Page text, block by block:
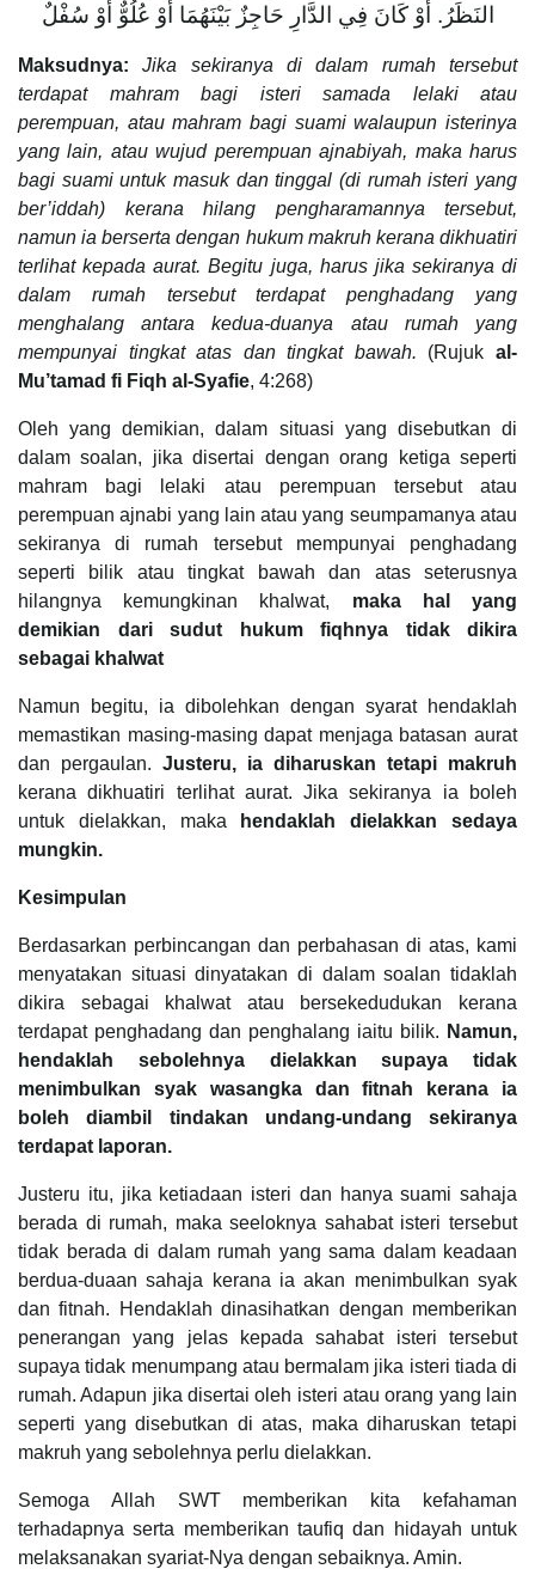
النَظَرُ. أَوْ كَانَ فِي الدَّارِ حَاجِزٌ بَيْنَهُمَا أَوْ عُلُوٌّ أَوْ سُفْلٌ
Maksudnya:Jika sekiranya di dalam rumah tersebut
terdapat mahram bagi isteri samada lelaki atau
perempuan, atau mahram bagi suami walaupun isterinya
yang lain, atau wujud perempuan ajnabiyah, maka harus
bagi suami untuk masuk dan tinggal (di rumah isteri yang
ber’iddah) kerana hilang pengharamannya tersebut,
namun ia berserta dengan hukum makruh kerana dikhuatiri
terlihat kepada aurat. Begitu juga, harus jika sekiranya di
dalam rumah tersebut terdapat penghadang yang
menghalang antara kedua-duanya atau rumah yang
mempunyai tingkat atas dan tingkat bawah. (Rujukal-
Mu’tamad fi Fiqh al-Syafie, 4:268)
Oleh yang demikian, dalam situasi yang disebutkan di
dalam soalan, jika disertai dengan orang ketiga seperti
mahram bagi lelaki atau perempuan tersebut atau
perempuan ajnabi yang lain atau yang seumpamanya atau
sekiranya di rumah tersebut mempunyai penghadang
seperti bilik atau tingkat bawah dan atas seterusnya
hilangnya kemungkinan khalwat, maka hal yang
demikian dari sudut hukum fiqhnya tidak dikira
sebagai khalwat
Namun begitu, ia dibolehkan dengan syarat hendaklah
memastikan masing-masing dapat menjaga batasan aurat
dan pergaulan. Justeru, ia diharuskan tetapi makruh
kerana dikhuatiri terlihat aurat. Jika sekiranya ia boleh
untuk dielakkan, maka
hendaklah dielakkan sedaya
mungkin.
Kesimpulan
Berdasarkan perbincangan dan perbahasan di atas, kami
menyatakan situasi dinyatakan di dalam soalan tidaklah
dikira sebagai khalwat atau bersekedudukan kerana
terdapat penghadang dan penghalang iaitu bilik. Namun,
hendaklah sebolehnya dielakkan supaya tidak
menimbulkan syak wasangka dan fitnah kerana ia
boleh diambil tindakan undang-undang sekiranya
terdapat laporan.
Justeru itu, jika ketiadaan isteri dan hanya suami sahaja
berada di rumah, maka seeloknya sahabat isteri tersebut
tidak berada di dalam rumah yang sama dalam keadaan
berdua-duaan sahaja kerana ia akan menimbulkan syak
dan fitnah. Hendaklah dinasihatkan dengan memberikan
penerangan yang jelas kepada sahabat isteri tersebut
supaya tidak menumpang atau bermalam jika isteri tiada di
rumah. Adapun jika disertai oleh isteri atau orang yang lain
seperti yang disebutkan di atas, maka diharuskan tetapi
makruh yang sebolehnya perlu dielakkan.
Semoga Allah SWT memberikan kita kefahaman
terhadapnya serta memberikan taufiq dan hidayah untuk
melaksanakan syariat-Nya dengan sebaiknya. Amin.